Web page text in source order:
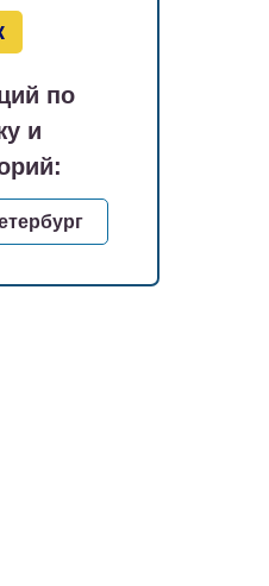
по
и